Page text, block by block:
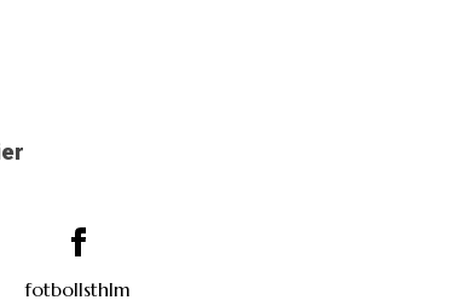
fotbollsthlm